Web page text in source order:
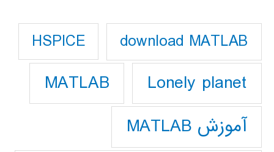
download MATLAB
HSPICE
Lonely planet
MATLAB
آموزش MATLAB